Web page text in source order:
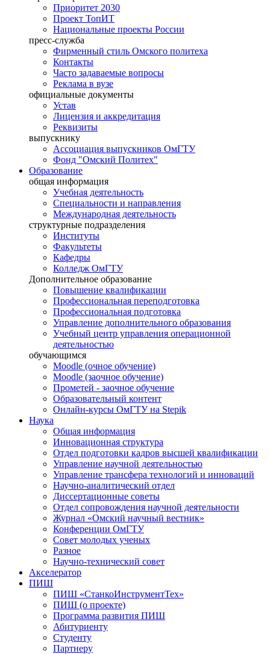
Приоритет 2030
Проект ТопИТ
Национальные проекты России
пресс-служба
Фирменный стиль Омского политеха
Контакты
Часто задаваемые вопросы
Реклама в вузе
официальные документы
Устав
Лицензия и аккредитация
Реквизиты
выпускнику
Ассоциация выпускников ОмГТУ
Фонд "Омский Политех"
Образование
общая информация
Учебная деятельность
Специальности и направления
Международная деятельность
структурные подразделения
Институты
Факультеты
Кафедры
Колледж ОмГТУ
Дополнительное образование
Повышение квалификации
Профессиональная переподготовка
Профессиональная подготовка
Управление дополнительного образования
Учебный центр управления операционной
деятельностью
обучающимся
Moodle (очное обучение)
Moodle (заочное обучение)
Прометей - заочное обучение
Образовательный контент
Онлайн-курсы ОмГТУ на Stepik
Наука
Общая информация
Инновационная структура
Отдел подготовки кадров высшей квалификации
Управление научной деятельностью
Управление трансфера технологий и инноваций
Научно-аналитический отдел
Диссертационные советы
Отдел сопровождения научной деятельности
Журнал «Омский научный вестник»
Конференции ОмГТУ
Совет молодых ученых
Разное
Научно-технический совет
Акселератор
ПИШ
ПИШ «СтанкоИнструментТех»
ПИШ (о проекте)
Программа развития ПИШ
Абитуриенту
Студенту
Партнеру